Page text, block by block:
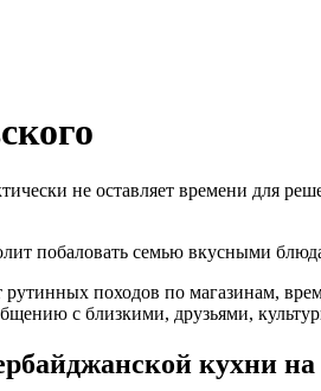
не оставляет времени для
побаловать семью вкусными
походов по магазинам,
с близкими, друзьями,
кухни